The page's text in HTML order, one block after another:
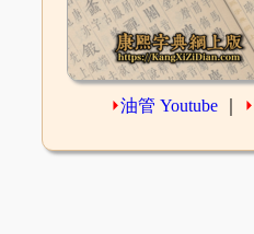
⏵油管 Youtube ⏵